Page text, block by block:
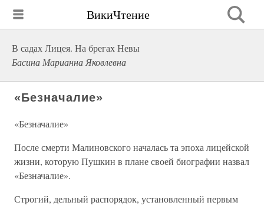
ВикиЧтение
В садах Лицея. На брегах Невы
Басина Марианна Яковлевна
«Безначалие»
«Безначалие»
После смерти Малиновского началась та эпоха лицейской
жизни, которую Пушкин в плане своей биографии назвал
«Безначалие».
Строгий, дельный распорядок, установленный первым